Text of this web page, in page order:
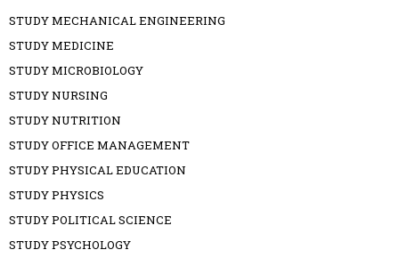
STUDY MECHANICAL ENGINEERING
STUDY MEDICINE
STUDY MICROBIOLOGY
STUDY NURSING
STUDY NUTRITION
STUDY OFFICE MANAGEMENT
STUDY PHYSICAL EDUCATION
STUDY PHYSICS
STUDY POLITICAL SCIENCE
STUDY PSYCHOLOGY